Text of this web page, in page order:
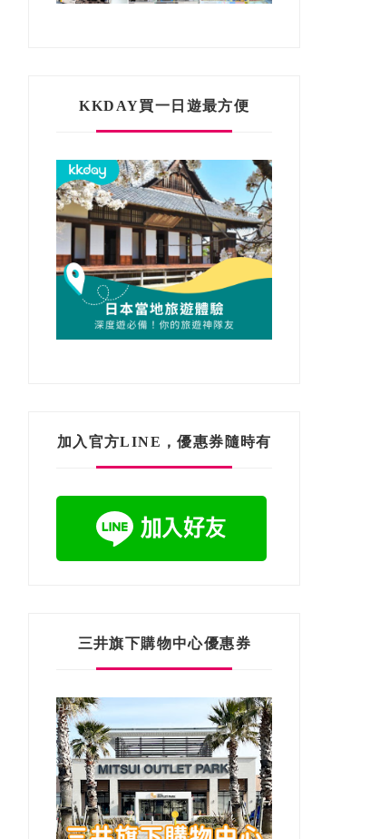
KKDAY買一日遊最方便
加入官方LINE，優惠券隨時有
三井旗下購物中心優惠券